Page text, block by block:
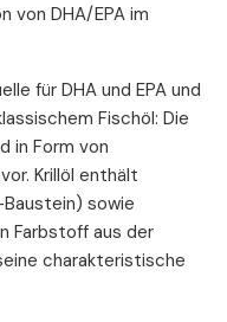
von DHA/EPA im
für DHA und EPA und
Fischöl: Die
in Form von
Krillöl enthält
sowie
Farbstoff aus der
charakteristische